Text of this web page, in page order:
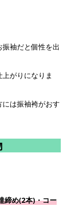
袖だと個性を出
がりになりま
は振袖袴がおす
締め(2本)・コー